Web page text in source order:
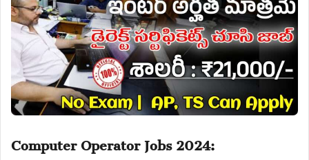
Computer Operator Jobs 2024: